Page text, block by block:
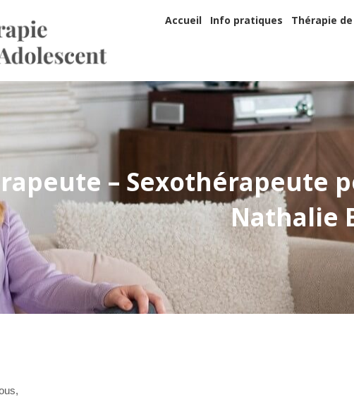
Accueil Info pratiques Thérapie
– Sexothérapeute
Nathalie
Accueil Info pratiques Thérapie